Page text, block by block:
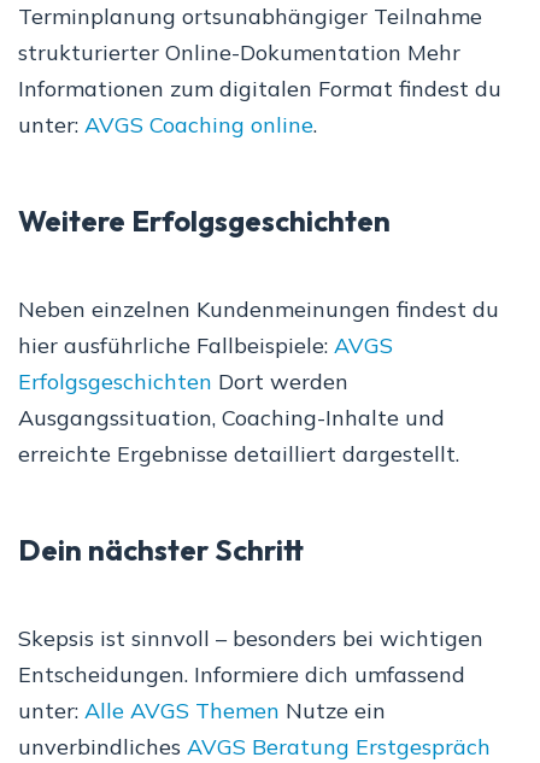
Terminplanung ortsunabhängiger Teilnahme
strukturierter Online-Dokumentation Mehr
Informationen zum digitalen Format findest du
unter: AVGS Coaching online.
Weitere Erfolgsgeschichten
Neben einzelnen Kundenmeinungen findest du
hier ausführliche Fallbeispiele: AVGS
Erfolgsgeschichten Dort werden
Ausgangssituation, Coaching-Inhalte und
erreichte Ergebnisse detailliert dargestellt.
Dein nächster Schritt
Skepsis ist sinnvoll – besonders bei wichtigen
Entscheidungen. Informiere dich umfassend
unter: Alle AVGS Themen Nutze ein
unverbindliches AVGS Beratung Erstgespräch